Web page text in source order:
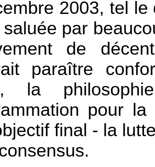
2003, tel
par
de
paraître
la
pour
final - la